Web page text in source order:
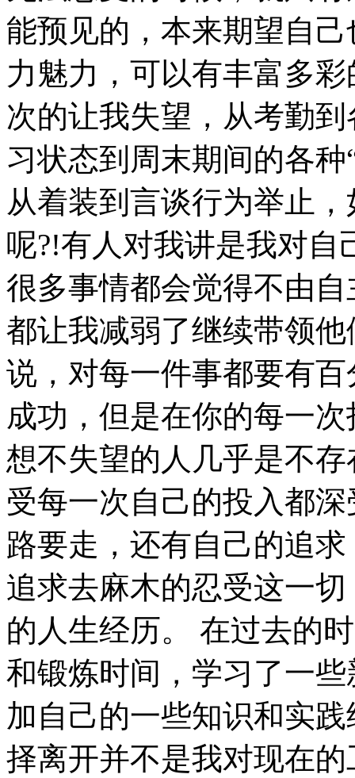
能预见的，本来期望自
力魅力，可以有丰富多
次的让我失望，从考勤
习状态到周末期间的各
从着装到言谈行为举止
呢?!有人对我讲是我对
很多事情都会觉得不由
都让我减弱了继续带领
说，对每一件事都要有
成功，但是在你的每一
想不失望的人几乎是不
受每一次自己的投入都
路要走，还有自己的追
追求去麻木的忍受这一
的人生经历。 在过去的
和锻炼时间，学习了一
加自己的一些知识和实
择离开并不是我对现在